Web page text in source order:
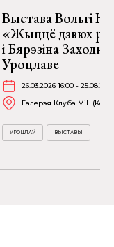
Выстава Вольгі
«Жыццё дзвюх
і Бярэзіна
Уроцлаве
26.03.2026 16:00 -
Галерэя Клуба MiL
УРОЦЛАЎ ВЫСТАВЫ